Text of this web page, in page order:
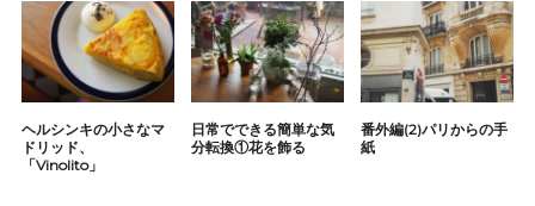
ヘルシンキの小さなマ
ドリッド、
「Vinolito」
日常でできる簡単な気
分転換①花を飾る
番外編(2)パリからの手
紙